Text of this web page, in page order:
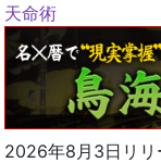
天命術
2026年8月3日リリ